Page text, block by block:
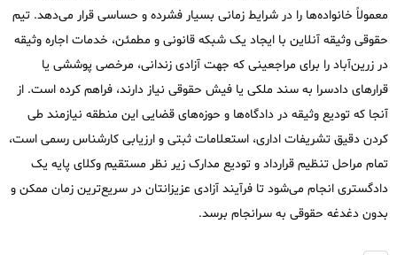
معمولاً خانواده‌ها را در شرایط زمانی بسیار فشرده و حساسی قرار می‌دهد. تیم
حقوقی وثیقه آنلاین با ایجاد یک شبکه قانونی و مطمئن، خدمات اجاره وثیقه
در زرین‌آباد را برای مراجعینی که جهت آزادی زندانی، مرخصی پوششی یا
قرارهای دادسرا به سند ملکی یا فیش حقوقی نیاز دارند، فراهم کرده است. از
آنجا که تودیع وثیقه در دادگاه‌ها و حوزه‌های قضایی این منطقه نیازمند طی
کردن دقیق تشریفات اداری، استعلامات ثبتی و ارزیابی کارشناس رسمی است،
تمام مراحل تنظیم قرارداد و تودیع مدارک زیر نظر مستقیم وکلای پایه یک
دادگستری انجام می‌شود تا فرآیند آزادی عزیزانتان در سریع‌ترین زمان ممکن و
بدون دغدغه حقوقی به سرانجام برسد.